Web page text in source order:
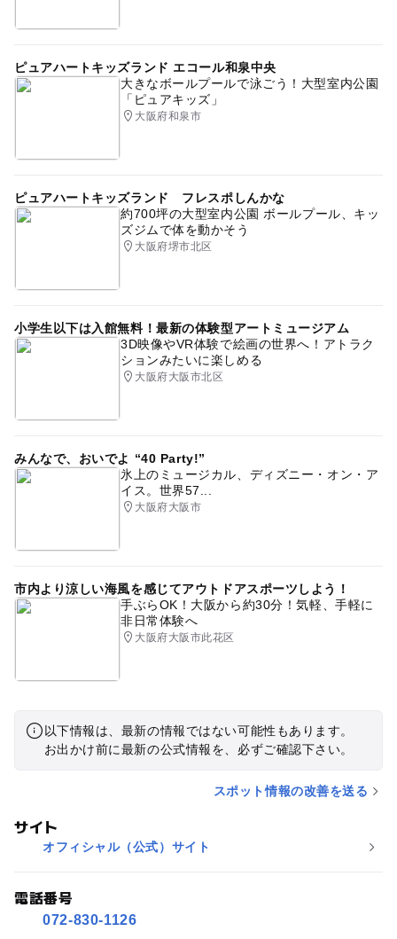
ピュアハートキッズランド エコール和泉中央
大きなボールプールで泳ごう！大型室内公園
「ピュアキッズ」
大阪府和泉市
ピュアハートキッズランド フレスポしんかな
約700坪の大型室内公園 ボールプール、キッ
ズジムで体を動かそう
大阪府堺市北区
小学生以下は入館無料！最新の体験型アートミュージアム
3D映像やVR体験で絵画の世界へ！アトラク
ションみたいに楽しめる
大阪府大阪市北区
みんなで、おいでよ “40 Party!”
氷上のミュージカル、ディズニー・オン・ア
イス。世界57...
大阪府大阪市
市内より涼しい海風を感じてアウトドアスポーツしよう！
手ぶらOK！大阪から約30分！気軽、手軽に
非日常体験へ
大阪府大阪市此花区
以下情報は、最新の情報ではない可能性もあります。
お出かけ前に最新の公式情報を、必ずご確認下さい。
スポット情報の改善を送る
サイト
オフィシャル（公式）サイト
電話番号
072-830-1126